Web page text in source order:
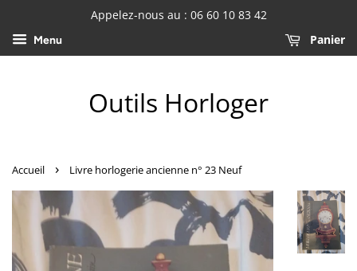
Appelez-nous au : 06 60 10 83 42
Menu Panier
Outils Horloger
Accueil › Livre horlogerie ancienne n° 23 Neuf